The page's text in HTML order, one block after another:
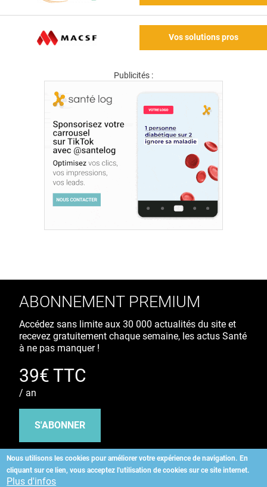
Vos solutions pros
Publicités :
Nous utilisons les cookies pour améliorer votre expérience de navigation. En
cliquant sur ce lien, vous acceptez l'utilisation de cookies sur ce site internet.
Plus d'infos
ABONNEMENT PREMIUM
Accédez sans limite aux 30 000 actualités du site et
recevez gratuitement chaque semaine, les actus Santé
à ne pas manquer !
39€ TTC
/ an
S'ABONNER
Copyright©2026 ALLIEDHEALTH